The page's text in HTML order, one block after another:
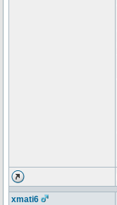
xmati6